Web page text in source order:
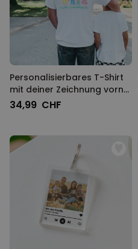
Personalisierbares T-Shirt
mit deiner Zeichnung vorne
und hinten
34,99 CHF